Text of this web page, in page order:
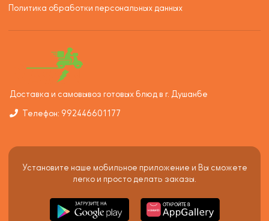
Политика обработки персональных данных
Доставка и самовывоз готовых блюд в г. Душанбе
Телефон: 992446601177
Установите наше мобильное приложение и Вы сможете
легко и просто делать заказы.